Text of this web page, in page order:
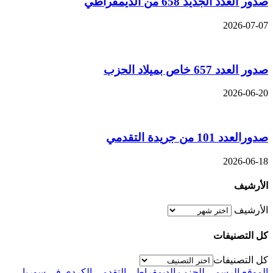
2026-07-07
صدور العدد 657 خاص بميلاد الحزب
2026-06-20
صدورالعدد 101 من جريدة التقدمي
2026-06-18
الأرشيف
الأرشيف
كل التصنيفات
كل التصنيفات